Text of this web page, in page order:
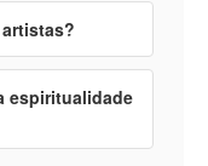
espiritualidade